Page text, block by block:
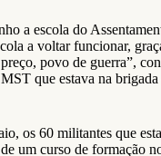
a escola do
a voltar funcionar,
povo de guerra”,
que estava na
os 60 militantes que
um curso de formação